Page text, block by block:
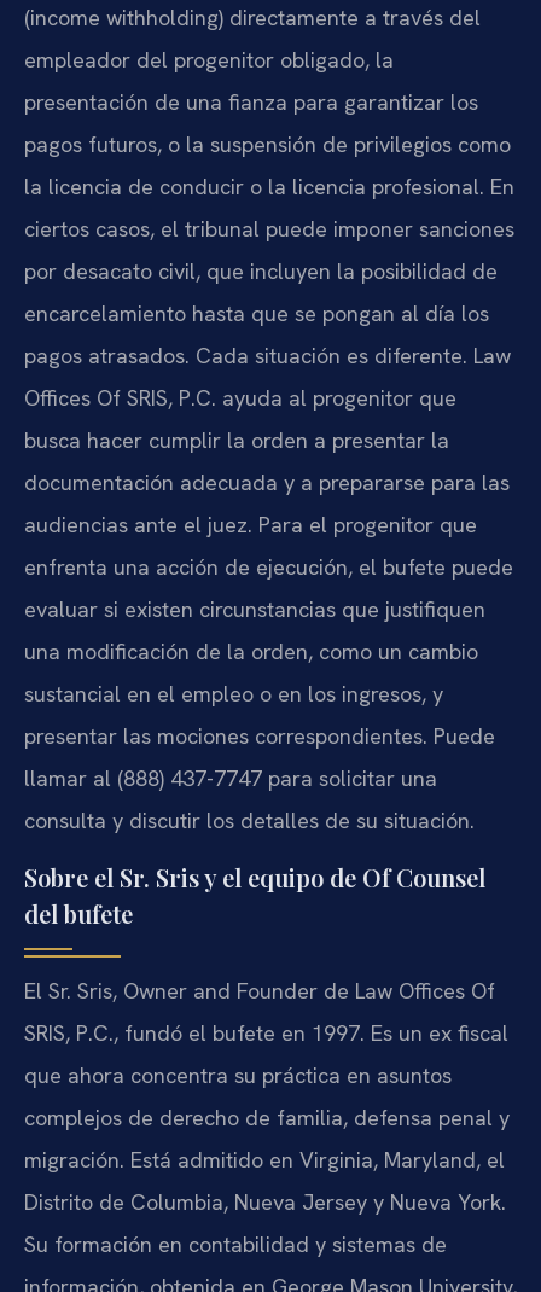
(income withholding) directamente a través del
empleador del progenitor obligado, la
presentación de una fianza para garantizar los
pagos futuros, o la suspensión de privilegios como
la licencia de conducir o la licencia profesional. En
ciertos casos, el tribunal puede imponer sanciones
por desacato civil, que incluyen la posibilidad de
encarcelamiento hasta que se pongan al día los
pagos atrasados. Cada situación es diferente. Law
Offices Of SRIS, P.C. ayuda al progenitor que
busca hacer cumplir la orden a presentar la
documentación adecuada y a prepararse para las
audiencias ante el juez. Para el progenitor que
enfrenta una acción de ejecución, el bufete puede
evaluar si existen circunstancias que justifiquen
una modificación de la orden, como un cambio
sustancial en el empleo o en los ingresos, y
presentar las mociones correspondientes. Puede
llamar al (888) 437-7747 para solicitar una
consulta y discutir los detalles de su situación.
Sobre el Sr. Sris y el equipo de Of Counsel
del bufete
El Sr. Sris, Owner and Founder de Law Offices Of
SRIS, P.C., fundó el bufete en 1997. Es un ex fiscal
que ahora concentra su práctica en asuntos
complejos de derecho de familia, defensa penal y
migración. Está admitido en Virginia, Maryland, el
Distrito de Columbia, Nueva Jersey y Nueva York.
Su formación en contabilidad y sistemas de
información, obtenida en George Mason University,